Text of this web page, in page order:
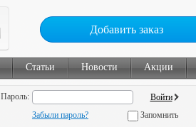
Добавить заказ
Статьи Новости Акции
Пароль:
Забыли пароль? Запомнить